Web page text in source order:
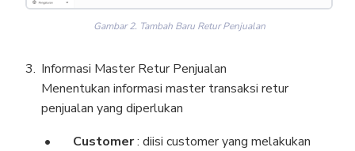
Gambar 2. Tambah Baru Retur Penjualan
Informasi Master Retur Penjualan
Menentukan informasi master transaksi retur
penjualan yang diperlukan
Customer: diisi customer yang melakukan